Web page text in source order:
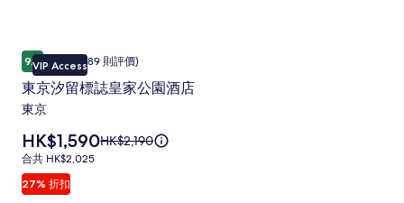
座
相
片
集
關
標
準
詳
東
京
汐
留
標
誌
皇
VIP Access
9.29.2 分 (滿分為 10 分)，卓越，(2,889 則評價)
卓越(2,889 則評價)
東京汐留標誌皇家公園酒店
東京
27% 折扣
價
格
為
HK$1,590
HK$1,590原
HK$2,190
合
共
HK$2,025
合共 HK$2,025
東京汐留標誌皇家公園酒店